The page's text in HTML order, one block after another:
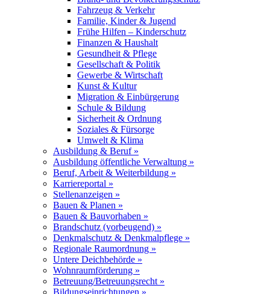
Fahrzeug & Verkehr
Familie, Kinder & Jugend
Frühe Hilfen – Kinderschutz
Finanzen & Haushalt
Gesundheit & Pflege
Gesellschaft & Politik
Gewerbe & Wirtschaft
Kunst & Kultur
Migration & Einbürgerung
Schule & Bildung
Sicherheit & Ordnung
Soziales & Fürsorge
Umwelt & Klima
Ausbildung & Beruf »
Ausbildung öffentliche Verwaltung »
Beruf, Arbeit & Weiterbildung »
Karriereportal »
Stellenanzeigen »
Bauen & Planen »
Bauen & Bauvorhaben »
Brandschutz (vorbeugend) »
Denkmalschutz & Denkmalpflege »
Regionale Raumordnung »
Untere Deichbehörde »
Wohnraumförderung »
Betreuung/Betreuungsrecht »
Bildungseinrichtungen »